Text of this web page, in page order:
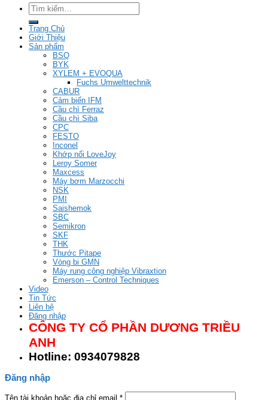
Tìm
kiếm:
Trang Chủ
Giới Thiệu
Sản phẩm
BSQ
BYK
XYLEM + EVOQUA
Fuchs Umwelttechnik
CABUR
Cảm biến IFM
Cầu chì Ferraz
Cầu chì Siba
CPC
FESTO
Inconel
Khớp nối LoveJoy
Leroy Somer
Maxcess
Máy bơm Marzocchi
NSK
PMI
Saishemok
SBC
Semikron
SKF
THK
Thước Pitape
Vòng bi GMN
Máy rung công nghiệp Vibraxtion
Emerson – Control Techniques
Video
Tin Tức
Liên hệ
Đăng nhập
CÔNG TY CỔ PHẦN DƯƠNG TRIỀU
ANH
Hotline: 0934079828
Đăng nhập
Tên tài khoản hoặc địa chỉ email *